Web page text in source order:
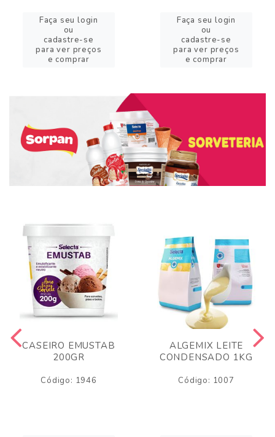
Faça seu login
ou
cadastre-se
para ver preços
e comprar
Faça seu login
ou
cadastre-se
para ver preços
e comprar
CASEIRO EMUSTAB
200GR
Código: 1946
ALGEMIX LEITE
CONDENSADO 1KG
Código: 1007